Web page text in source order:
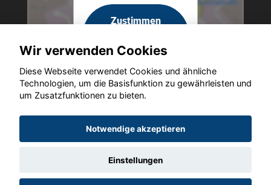
Zustimmen
aktivieren
Copyright © 2026. Altmann Autoland
Wir verwenden Cookies
Diese Webseite verwendet Cookies und ähnliche
Technologien, um die Basisfunktion zu gewährleisten und
um Zusatzfunktionen zu bieten.
Notwendige akzeptieren
Einstellungen